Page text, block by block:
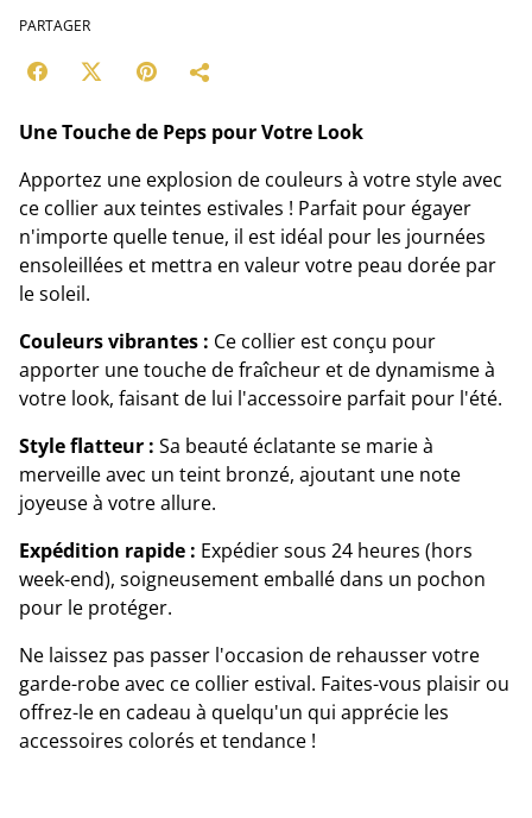
PARTAGER
Une Touche de Peps pour Votre Look
Apportez une explosion de couleurs à votre style avec
ce collier aux teintes estivales ! Parfait pour égayer
n'importe quelle tenue, il est idéal pour les journées
ensoleillées et mettra en valeur votre peau dorée par
le soleil.
Couleurs vibrantes : Ce collier est conçu pour
apporter une touche de fraîcheur et de dynamisme à
votre look, faisant de lui l'accessoire parfait pour l'été.
Style flatteur : Sa beauté éclatante se marie à
merveille avec un teint bronzé, ajoutant une note
joyeuse à votre allure.
Expédition rapide : Expédier sous 24 heures (hors
week-end), soigneusement emballé dans un pochon
pour le protéger.
Ne laissez pas passer l'occasion de rehausser votre
garde-robe avec ce collier estival. Faites-vous plaisir ou
offrez-le en cadeau à quelqu'un qui apprécie les
accessoires colorés et tendance !